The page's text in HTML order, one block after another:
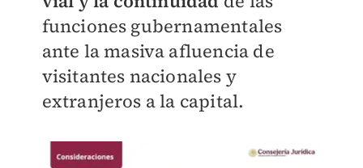
funciones gubernamentales
ante la masiva afluencia de
visitantes nacionales y
extranjeros a la capital.